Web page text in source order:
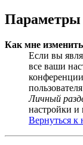
Параметры
Как мне
Если вы
все ваши
Личный
настройки и
Вернуться к